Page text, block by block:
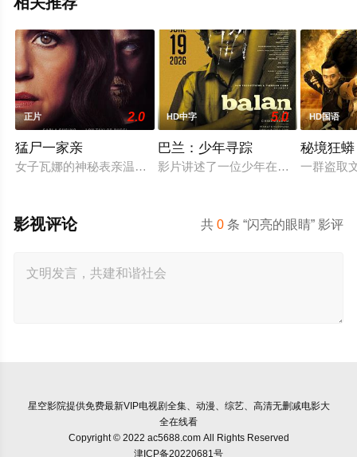
正片 2.0
猛尸一家亲
女子瓦娜的神秘表亲温思罗普突然仓皇登门，身后还跟着一个
HD中字 5.0
巴兰：少年寻踪
影片讲述了一位少年在动荡的童年中
HD国语
秘境狂蟒
一群盗取
共0 条 “闪亮的眼睛” 影评
影视评论
星空影院提供免费最新VIP电视剧全集、动漫、综艺、高清无删减电影大
全在线看
Copyright © 2022 ac5688.com All Rights Reserved
津ICP备20220681号